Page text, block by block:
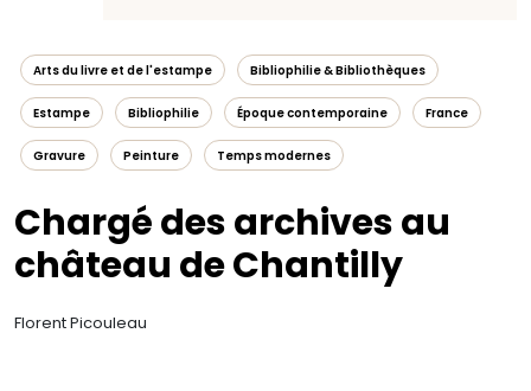
Arts du livre et de l'estampe Bibliophilie & Bibliothèques
Estampe Bibliophilie Époque contemporaine France
Gravure Peinture Temps modernes
Chargé des archives au
château de Chantilly
Florent Picouleau